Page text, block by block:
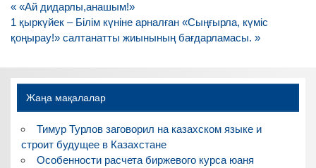
Навигация
по
записям
« «Ай дидарлы,анашым!»
1 қыркүйек – Білім күніне арналған «Сыңғырла, күміс
қоңырау!» салтанатты жиынының бағдарламасы. »
Жаңа мақалалар
Тимур Турлов заговорил на казахском языке и
строит будущее в Казахстане
Особенности расчета биржевого курса юаня